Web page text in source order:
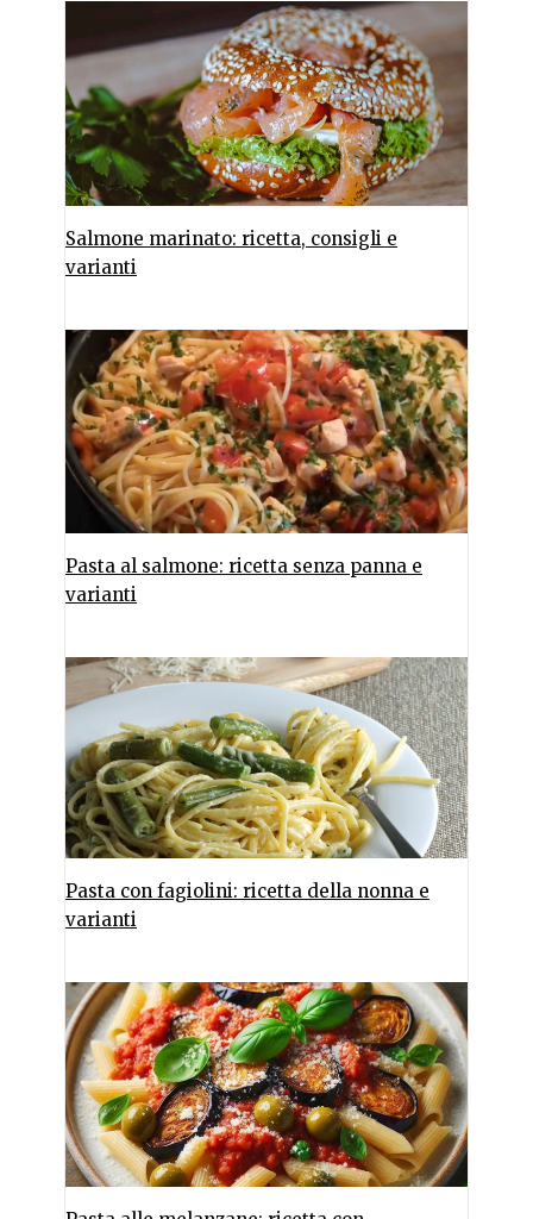
Salmone marinato: ricetta, consigli e
varianti
Pasta al salmone: ricetta senza panna e
varianti
Pasta con fagiolini: ricetta della nonna e
varianti